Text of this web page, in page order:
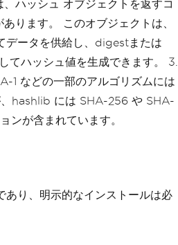
ハッシュ オブジェクトを返すコ
ります。 このオブジェクトは、
データを供給し、digestまたは
てハッシュ値を生成できます。 3.
1 などの一部のアルゴリズムには
、hashlib には SHA-256 や SHA-
ンが含まれています。
あり、明示的なインストールは必